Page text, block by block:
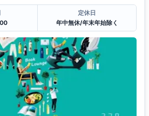
定休日
年中無休/年末年始除く